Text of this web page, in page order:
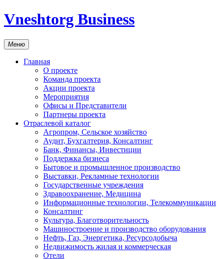
Vneshtorg Business
Меню
Главная
О проекте
Команда проекта
Акции проекта
Мероприятия
Офисы и Представители
Партнеры проекта
Отраслевой каталог
Агропром, Сельское хозяйство
Аудит, Бухгалтерия, Консалтинг
Банк, Финансы, Инвестиции
Поддержка бизнеса
Бытовое и промышленное производство
Выставки, Рекламные технологии
Государственные учреждения
Здравоохранение, Медицина
Информационные технологии, Телекоммуникации
Консалтинг
Культура, Благотворительность
Машиностроение и производство оборудования
Нефть, Газ, Энергетика, Ресурсодобыча
Недвижимость жилая и коммерческая
Отели